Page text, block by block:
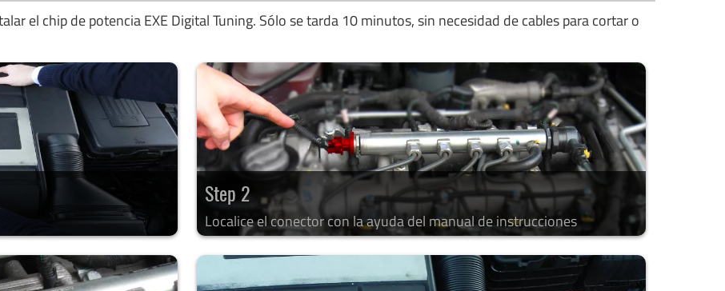
el chip de potencia EXE Digital Tuning. Sólo se tarda 10 minutos, sin necesidad de cables para cortar o
Step 2
Localice el conector con la ayuda del manual de instrucciones